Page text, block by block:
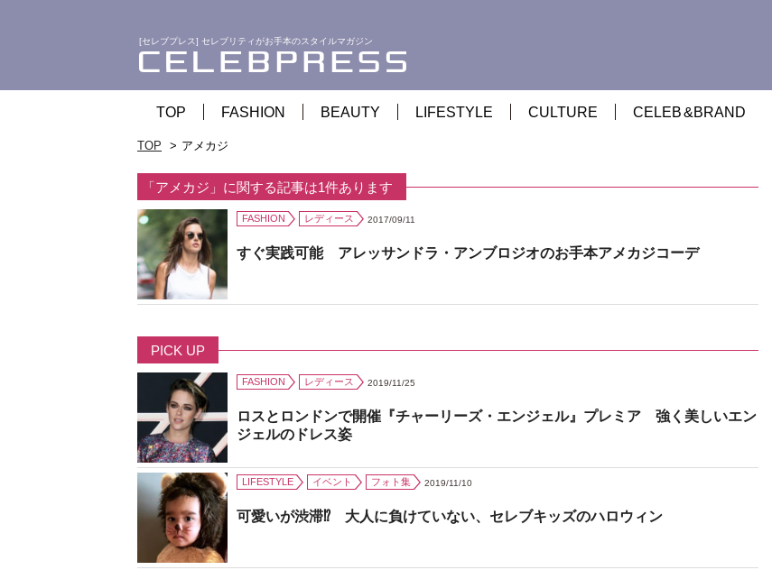
[セレブプレス] セレブリティがお手本のスタイルマガジン
TOP FASHION BEAUTY LIFESTYLE CULTURE CELEB&BRAND
TOP アメカジ
「アメカジ」に関する記事は1件あります
FASHION レディース 2017/09/11
すぐ実践可能 アレッサンドラ・アンブロジオのお手本アメカジコーデ
PICK UP
FASHION レディース 2019/11/25
ロスとロンドンで開催『チャーリーズ・エンジェル』プレミア 強く美しいエン
ジェルのドレス姿
LIFESTYLE イベント フォト集 2019/11/10
可愛いが渋滞⁉ 大人に負けていない、セレブキッズのハロウィン